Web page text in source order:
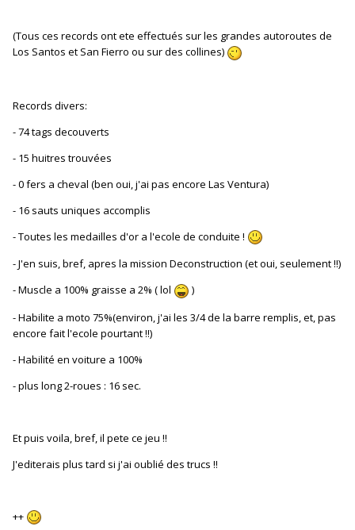
(Tous ces records ont ete effectués sur les grandes autoroutes de
Los Santos et San Fierro ou sur des collines)
Records divers:
- 74 tags decouverts
- 15 huitres trouvées
- 0 fers a cheval (ben oui, j'ai pas encore Las Ventura)
- 16 sauts uniques accomplis
- Toutes les medailles d'or a l'ecole de conduite !
- J'en suis, bref, apres la mission Deconstruction (et oui, seulement !!)
- Muscle a 100% graisse a 2% ( lol
)
- Habilite a moto 75%(environ, j'ai les 3/4 de la barre remplis, et, pas
encore fait l'ecole pourtant !!)
- Habilité en voiture a 100%
- plus long 2-roues : 16 sec.
Et puis voila, bref, il pete ce jeu !!
J'editerais plus tard si j'ai oublié des trucs !!
++